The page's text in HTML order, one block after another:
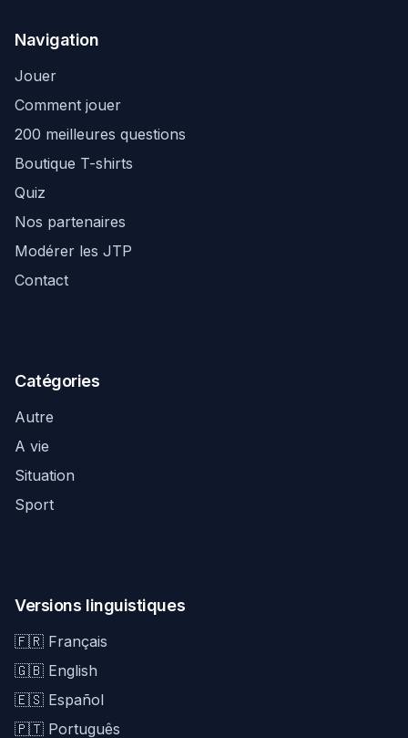
Navigation
Jouer
Comment jouer
200 meilleures questions
Boutique T-shirts
Quiz
Nos partenaires
Modérer les JTP
Contact
Catégories
Autre
A vie
Situation
Sport
Versions linguistiques
🇫🇷 Français
🇬🇧 English
🇪🇸 Español
🇵🇹 Português